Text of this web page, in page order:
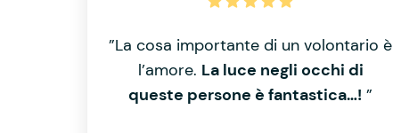
”La cosa importante di un volontario è
l’amore. La luce negli occhi di
queste persone è fantastica…! ”